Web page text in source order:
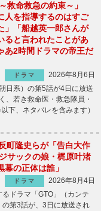
救命救急の約束～」
人を指導するのはすご
」「船越英一郎さんが
ると言われたことがあ
あ2時間ドラマの帝王だ
ドラマ
2026年8月6日
日系）の第5話が4日に放送
若き救命医・救急隊員・
下、ネタバレを含みます）
町隆史らが「告白大作
サックの娘・梶原叶渚
幕の正体は誰」
ドラマ
2026年8月4日
ドラマ「GTO」（カンテ
の第3話が、3日に放送され